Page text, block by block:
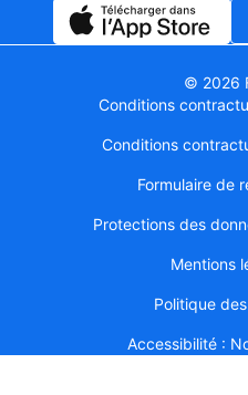
© 2026
Conditions
Conditions
Formulaire de
Protections des
Mentions
Politique
Accessibilité :